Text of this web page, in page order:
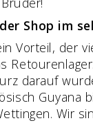
Shop im
Vorteil, der
darauf
Wir